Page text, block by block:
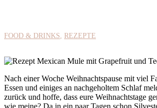
FOOD & DRINKS REZEPTE
Nach einer Woche Weihnachtspause mit viel
Essen und einiges an nachgeholtem Schlaf
zurück und hoffe, dass eure Weihnachtstage
wie meine? Da in ein paar Tagen schon